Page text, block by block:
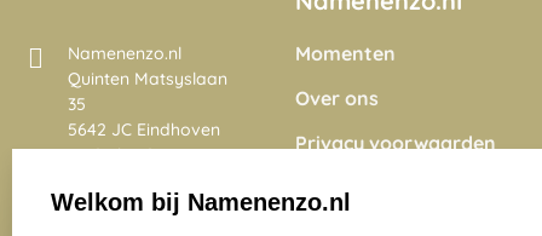
Namenenzo.nl
Quinten Matsyslaan
35
5642 JC Eindhoven
Nederland
Momenten
Over ons
Privacy voorwaarden
Onze vacatures
Welkom bij Namenenzo.nl